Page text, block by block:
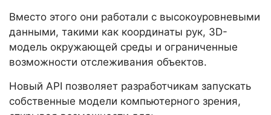
Вместо этого они работали с высокоуровневыми
данными, такими как координаты рук, 3D-
модель окружающей среды и ограниченные
возможности отслеживания объектов.
Новый API позволяет разработчикам запускать
собственные модели компьютерного зрения,